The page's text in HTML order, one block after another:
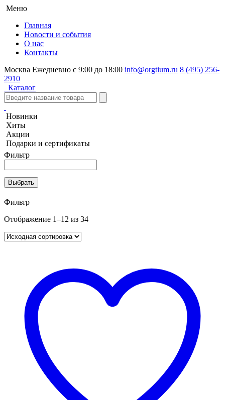
Меню
Главная
Новости и события
О нас
Контакты
Москва Ежедневно с 9:00 до 18:00 info@orgtium.ru 8 (495) 256-
2910
Каталог
Новинки
Хиты
Акции
Подарки и сертификаты
Фильтр
Выбрать
Фильтр
Отображение 1–12 из 34